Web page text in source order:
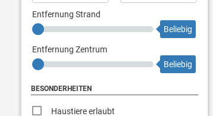
Entfernung Strand
Beliebig
Entfernung Zentrum
Beliebig
BESONDERHEITEN
Haustiere erlaubt